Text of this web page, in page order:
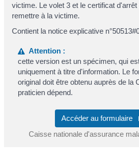
victime. Le volet 3 et le certificat
remettre à la victime.
Contient la notice explicative
Attention :
cette version est un spécimen, qui
uniquement à titre d'information. Le
original doit être obtenu auprès de la
praticien dépend.
Accéder au formulaire
Caisse nationale d'assurance